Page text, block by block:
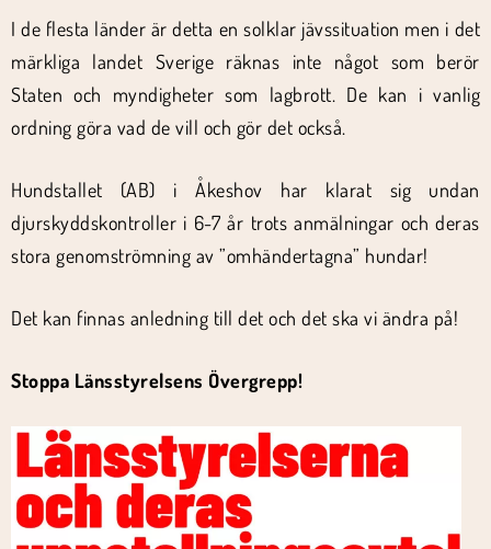
I de flesta länder är detta en solklar jävssituation men i det
märkliga landet Sverige räknas inte något som berör
Staten och myndigheter som lagbrott. De kan i vanlig
ordning göra vad de vill och gör det också.
Hundstallet (AB) i Åkeshov har klarat sig undan
djurskyddskontroller i 6-7 år trots anmälningar och deras
stora genomströmning av ”omhändertagna” hundar!
Det kan finnas anledning till det och det ska vi ändra på!
Stoppa Länsstyrelsens Övergrepp!